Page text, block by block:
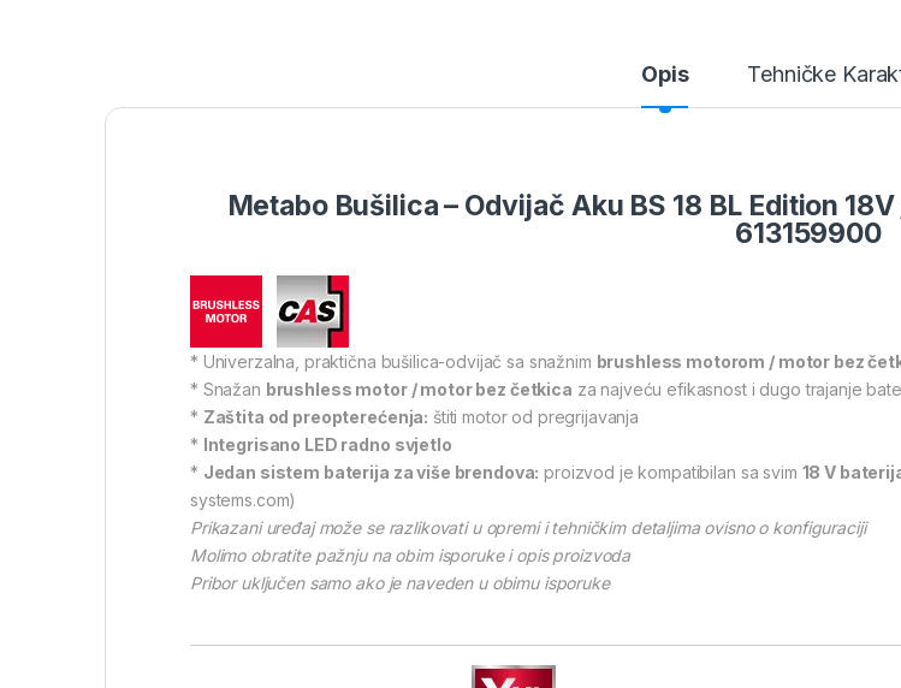
Opis Tehničke
Metabo Bušilica – Odvijač Aku BS 18 BL Edition
613159900
* Univerzalna, praktična bušilica-odvijač sa snažnim brushless motorom / motor bez
* Snažan brushless motor / motor bez četkica za najveću efikasnost i dugo trajanje
* Zaštita od preopterećenja: štiti motor od pregrijavanja
* Integrisano LED radno svjetlo
* Jedan sistem baterija za više brendova: proizvod je kompatibilan sa svim 18 V
systems.com)
Prikazani uređaj može se razlikovati u opremi i tehničkim detaljima ovisno o konfiguraciji
Molimo obratite pažnju na obim isporuke i opis proizvoda
Pribor uključen samo ako je naveden u obimu isporuke